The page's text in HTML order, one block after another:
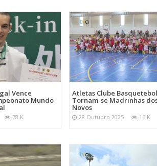
Vence
Mundo
78 K
Atletas Clube Basquetebol
Tornam-se Madrinhas
Novos
28 Outubro 2025 16 K